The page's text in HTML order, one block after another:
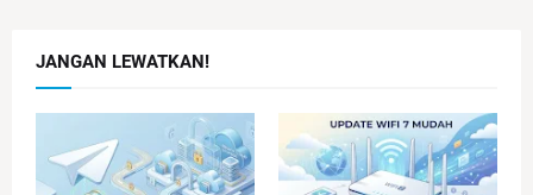
JANGAN LEWATKAN!